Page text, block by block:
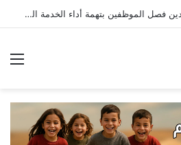
الكتلة الوطنية السورية تدين فصل الموظفين بتهمة أداء الخدمة العسكرية